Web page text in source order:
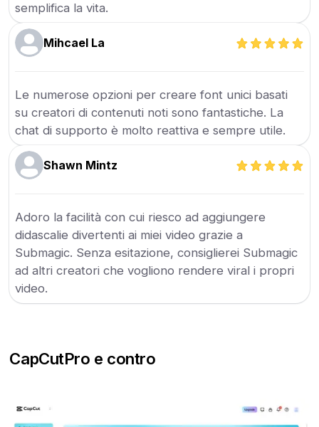
semplifica la vita.
Mihcael La
Le numerose opzioni per creare font unici basati
su creatori di contenuti noti sono fantastiche. La
chat di supporto è molto reattiva e sempre utile.
Shawn Mintz
Adoro la facilità con cui riesco ad aggiungere
didascalie divertenti ai miei video grazie a
Submagic. Senza esitazione, consiglierei Submagic
ad altri creatori che vogliono rendere viral i propri
video.
CapCutPro e contro